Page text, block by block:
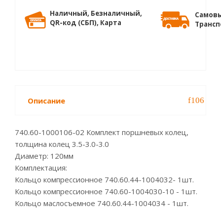
Наличный, Безналичный,
QR-код (СБП), Карта
Описание
740.60-1000106-02 Комплект поршневых колец,
толщина колец 3.5-3.0-3.0
Диаметр: 120мм
Комплектация:
Кольцо компрессионное 740.60.44-1004032- 1шт.
Кольцо компрессионное 740.60-1004030-10 - 1шт.
Кольцо маслосъемное 740.60.44-1004034 - 1шт.